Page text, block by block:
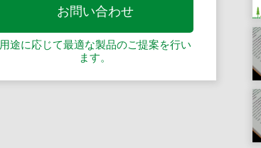
お問い合わせ
用途に応じて最適な製品のご提案を行い
ます。